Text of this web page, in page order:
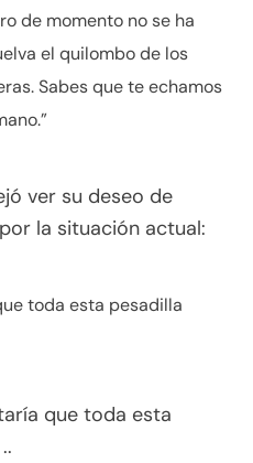
de momento no se ha
el quilombo de los
Sabes que te echamos
ver su deseo de
la situación actual:
toda esta pesadilla
que toda esta